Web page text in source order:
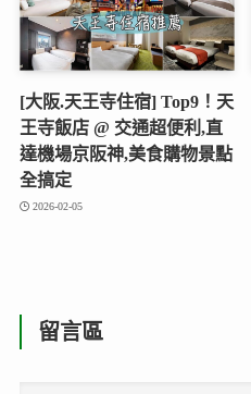
[大阪.天王寺住宿] Top9！天
王寺飯店 @ 交通超便利,直
達機場京阪神,美食購物景點
全搞定
2026-02-05
留言區